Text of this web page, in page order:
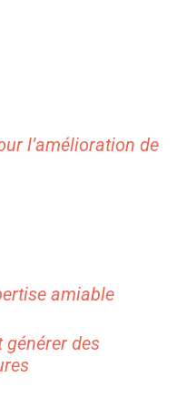
l’amélioration de
amiable
des